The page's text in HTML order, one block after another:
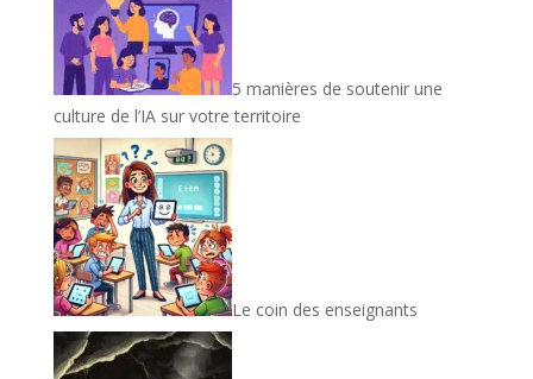
5 manières de soutenir une
culture de l’IA sur votre territoire
Le coin des enseignants